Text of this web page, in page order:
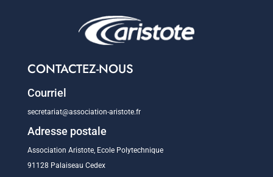
CONTACTEZ-NOUS
Courriel
secretariat@association-aristote.fr
Adresse postale
Association Aristote, Ecole Polytechnique
91128 Palaiseau Cedex